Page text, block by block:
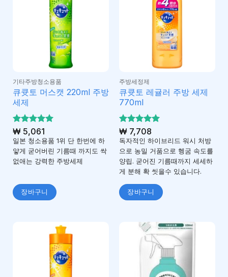
기타주방청소용품
큐큣토 머스캣 220ml 주방
세제
5 중에서
5로 평가
됨
₩5,061
일본 청소용품 1위 단 한번에 하
얗게 굳어버린 기름때 까지도 싹
없애는 강력한 주방세제
장바구니
주방세정제
큐큣토 레귤러 주방 세제
770ml
5 중에서
5로 평가
됨
₩7,708
독자적인 하이브리드 워시 처방
으로 농밀 거품으로 헹굼 속도를
양립. 굳어진 기름때까지 세세하
게 분해 확 씻을수 있습니다.
장바구니